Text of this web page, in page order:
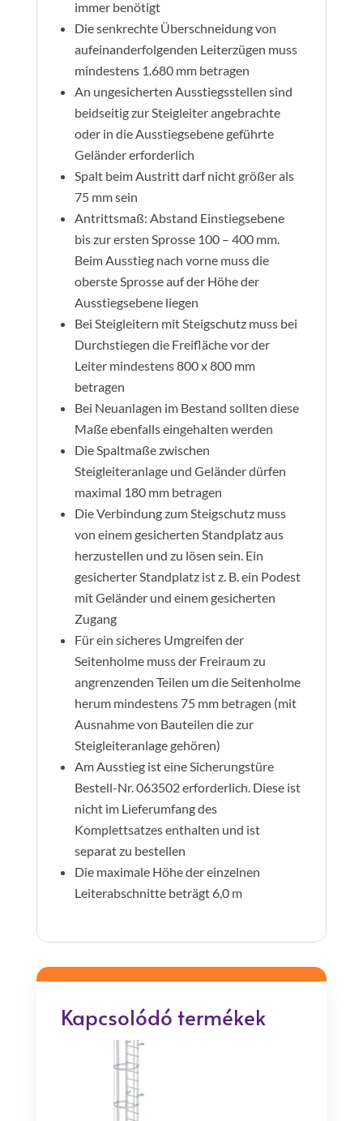
immer benötigt
Die senkrechte Überschneidung von
aufeinanderfolgenden Leiterzügen muss
mindestens 1.680 mm betragen
An ungesicherten Ausstiegsstellen sind
beidseitig zur Steigleiter angebrachte
oder in die Ausstiegsebene geführte
Geländer erforderlich
Spalt beim Austritt darf nicht größer als
75 mm sein
Antrittsmaß: Abstand Einstiegsebene
bis zur ersten Sprosse 100 – 400 mm.
Beim Ausstieg nach vorne muss die
oberste Sprosse auf der Höhe der
Ausstiegsebene liegen
Bei Steigleitern mit Steigschutz muss bei
Durchstiegen die Freifläche vor der
Leiter mindestens 800 x 800 mm
betragen
Bei Neuanlagen im Bestand sollten diese
Maße ebenfalls eingehalten werden
Die Spaltmaße zwischen
Steigleiteranlage und Geländer dürfen
maximal 180 mm betragen
Die Verbindung zum Steigschutz muss
von einem gesicherten Standplatz aus
herzustellen und zu lösen sein. Ein
gesicherter Standplatz ist z. B. ein Podest
mit Geländer und einem gesicherten
Zugang
Für ein sicheres Umgreifen der
Seitenholme muss der Freiraum zu
angrenzenden Teilen um die Seitenholme
herum mindestens 75 mm betragen (mit
Ausnahme von Bauteilen die zur
Steigleiteranlage gehören)
Am Ausstieg ist eine Sicherungstüre
Bestell-Nr. 063502 erforderlich. Diese ist
nicht im Lieferumfang des
Komplettsatzes enthalten und ist
separat zu bestellen
Die maximale Höhe der einzelnen
Leiterabschnitte beträgt 6,0 m
Kapcsolódó termékek